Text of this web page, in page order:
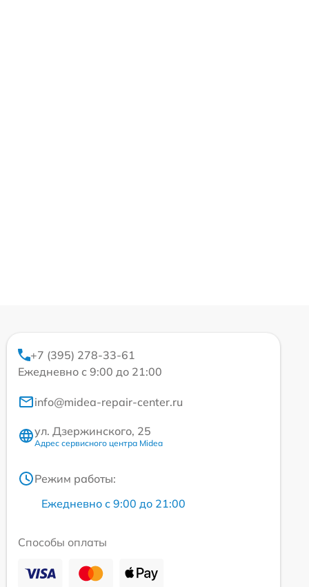
+7 (395) 278-33-61
Ежедневно с 9:00 до 21:00
info@midea-repair-center.ru
ул. Дзержинского, 25
Адрес сервисного центра Midea
Режим работы:
Ежедневно с 9:00 до 21:00
Способы оплаты